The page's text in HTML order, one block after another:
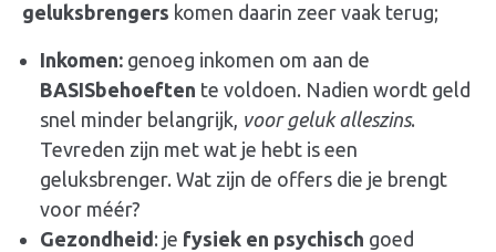
geluksbrengers komen daarin zeer vaak terug;
Inkomen: genoeg inkomen om aan de
BASISbehoeften te voldoen. Nadien wordt geld
snel minder belangrijk, voorgelukalleszins.
Tevreden zijn met wat je hebt is een
geluksbrenger. Wat zijn de offers die je brengt
voor méér?
Gezondheid : je fysiek en psychisch goed